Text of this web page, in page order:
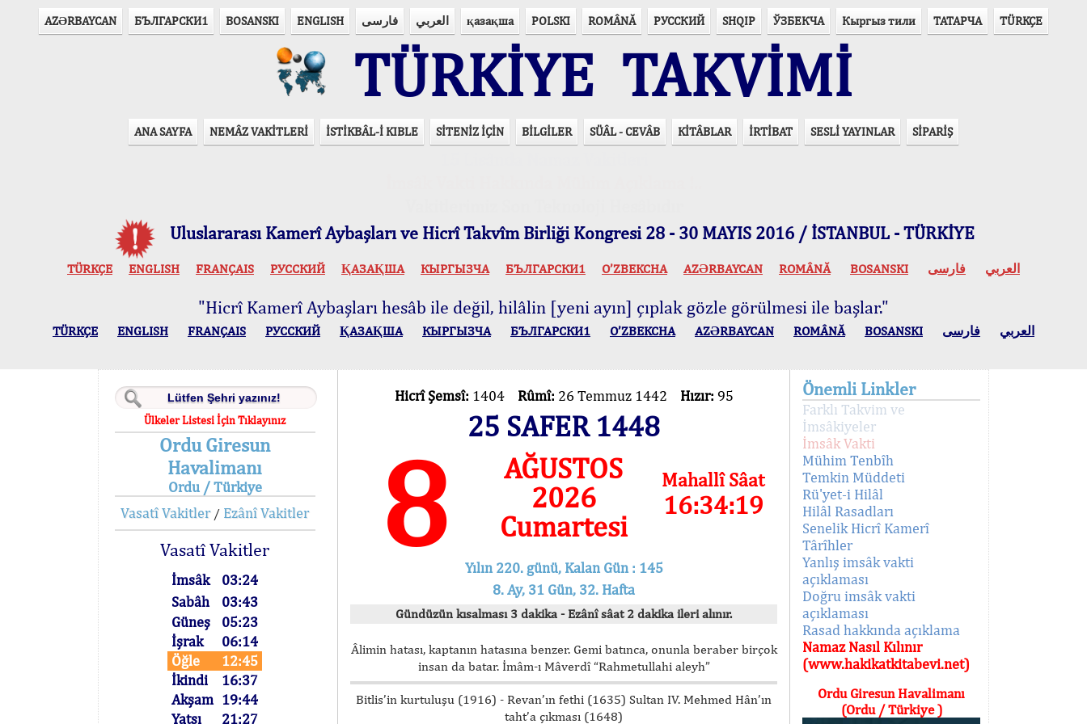
AZӘRBAYCAN БЪЛГАРСКИ1 BOSANSKI ENGLISH فارسی العربي қазақша POLSKI ROMÂNĂ РУССКИЙ SHQIP ЎЗБЕКЧА Кыргыз тили ТАТАРЧА TÜRKÇE
TÜRKİYE TAKVİMİ
ANA SAYFA NEMÂZ VAKİTLERİ İSTİKBÂL-İ KIBLE SİTENİZ İÇİN BİLGİLER SÜÂL - CEVÂB KİTÂBLAR İRTİBAT SESLİ YAYINLAR SİPARİŞ
Uluslararası Kamerî Aybaşları ve Hicrî Takvîm Birliği Kongresi 28 - 30 MAYIS 2016 / İSTANBUL - TÜRKİYE
TÜRKÇE ENGLISH FRANÇAIS РУССКИЙ ҚАЗАҚША КЫPГЫЗЧA БЪЛГАРСКИ1 O’ZBEKCHA AZӘRBAYCAN ROMÂNĂ BOSANSKI العربي فارسی
"Hicrî Kamerî Aybaşları hesâb ile değil, hilâlin [yeni ayın] çıplak gözle görülmesi ile başlar."
TÜRKÇE ENGLISH FRANÇAIS РУССКИЙ ҚАЗАҚША КЫPГЫЗЧA БЪЛГАРСКИ1 O’ZBEKCHA AZӘRBAYCAN ROMÂNĂ BOSANSKI العربي فارسی
Ülkeler Listesi İçin Tıklayınız
Ordu Giresun
Havalimanı
Ordu / Türkiye
Vasatî Vakitler/ Ezânî Vakitler
Vasatî Vakitler
İmsâk
03:24
Sabâh
03:43
Güneş
05:23
İşrak
06:14
Öğle
12:45
İkindi
16:37
Akşam 19:44
Yatsı
21:27
Hicrî Şemsî: 1404 Rûmî: 26 Temmuz 1442 Hızır: 95
25 SAFER 1448
8
AĞUSTOS
2026
Cumartesi
Mahallî Sâat
16:34:19
Yılın 220. günü, Kalan Gün : 145
8. Ay, 31 Gün, 32. Hafta
Gündüzün kısalması 3 dakika - Ezânî sâat 2 dakika ileri alınır.
Âlimin hatası, kaptanın hatasına benzer. Gemi batınca, onunla beraber birçok
insan da batar. İmâm-ı Mâverdî “Rahmetullahi aleyh”
Bitlis’in kurtuluşu (1916) - Revan’ın fethi (1635) Sultan IV. Mehmed Hân’ın
taht’a çıkması (1648)
Önemli Linkler
Farklı Takvim ve
İmsâkiyeler
İmsâk Vakti
Mühim Tenbîh
Temkin Müddeti
Rü'yet-i Hilâl
Hilâl Rasadları
Senelik Hicrî Kamerî
Târîhler
Yanlış imsâk vakti
açıklaması
Doğru imsâk vakti
açıklaması
Rasad hakkında açıklama
Namaz Nasıl Kılınır
(www.hakikatkitabevi.net)
Ordu Giresun Havalimanı
(Ordu / Türkiye )